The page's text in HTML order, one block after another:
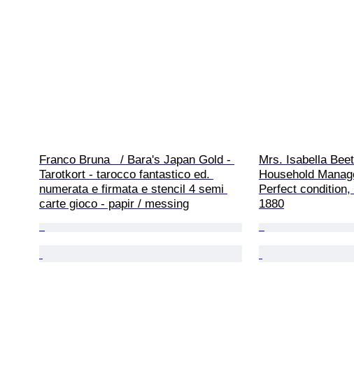
Franco Bruna   / Bara's Japan Gold -
Tarotkort - tarocco fantastico ed.
numerata e firmata e stencil 4 semi
carte gioco - papir / messing
Mrs. Isabella
Household
Perfect
1880